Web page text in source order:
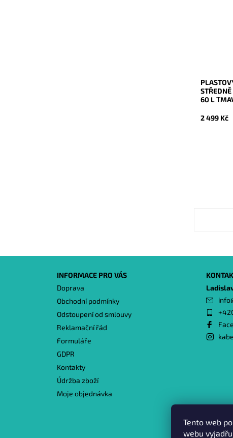
značky
60 L
2 499 Kč
INFORMACE PRO VÁS
Doprava
Obchodní podmínky
Odstoupení od smlouvy
Reklamační řád
Formuláře
GDPR
Kontakty
Údržba zboží
Moje objednávka
info
Tento web
webu